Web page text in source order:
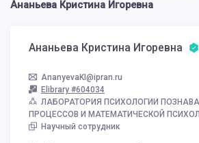
Ананьева Кристина Игоревна
Ананьева Кристина Игоревна
AnanyevaKI@ipran.ru
Elibrary #604034
ЛАБОРАТОРИЯ ПСИХОЛОГИИ
ПРОЦЕССОВ И МАТЕМАТИЧЕСКОЙ
Научный сотрудник